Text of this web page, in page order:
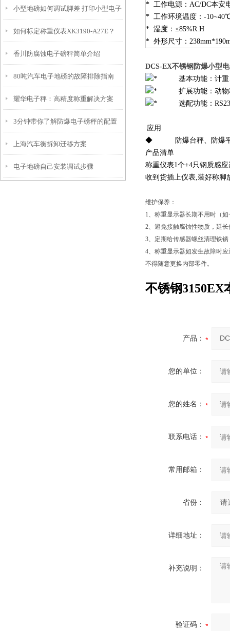
小型地磅如何调试脚差 打印小型电子
磅秤如何标定
如何标定称重仪表XK3190-A27E？
香川防腐蚀电子磅秤简单介绍
80吨汽车电子地磅的故障排除指南
耀华电子秤：高精度称重解决方案
3分钟带你了解防爆电子磅秤的配置
及适用范围
上海汽车衡拆卸迁移方案
电子地磅自己安装调试步骤
* 工作电源：AC/DC本安
* 工作环境温度：-
* 湿度：≤85%R.H
* 外形尺寸：
DCS-EX不锈钢防爆小型
基本功能：计重、
扩展功能：动物称
选配功能：RS232/
应用
◆ 防爆台秤、防爆平台
产品清单
称重仪表1个+4只钢质感
收到货插上仪表,装好称脚
维护保养：
1、称重显示器长期不用时（
2、避免接触腐蚀性物质，延
3、定期给传感器螺丝清理铁
4、称重显示器如发生故障时
不得随意更换内部零件。
不锈钢3150EX
产品：
您的单位：
您的姓名：
联系电话：
常用邮箱：
省份：
详细地址：
补充说明：
验证码：